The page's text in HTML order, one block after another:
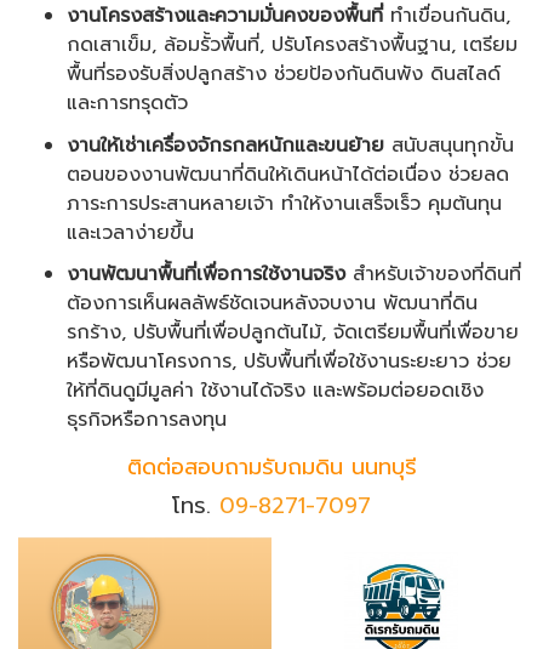
งานโครงสร้างและความมั่นคงของพื้นที่ทำเขื่อนกันดิน,
กดเสาเข็ม, ล้อมรั้วพื้นที่, ปรับโครงสร้างพื้นฐาน, เตรียม
พื้นที่รองรับสิ่งปลูกสร้าง ช่วยป้องกันดินพัง ดินสไลด์
และการทรุดตัว
งานให้เช่าเครื่องจักรกลหนักและขนย้าย สนับสนุนทุกขั้น
ตอนของงานพัฒนาที่ดินให้เดินหน้าได้ต่อเนื่อง ช่วยลด
ภาระการประสานหลายเจ้า ทำให้งานเสร็จเร็ว คุมต้นทุน
และเวลาง่ายขึ้น
งานพัฒนาพื้นที่เพื่อการใช้งานจริงสำหรับเจ้าของที่ดินที่
ต้องการเห็นผลลัพธ์ชัดเจนหลังจบงาน พัฒนาที่ดิน
รกร้าง, ปรับพื้นที่เพื่อปลูกต้นไม้, จัดเตรียมพื้นที่เพื่อขาย
หรือพัฒนาโครงการ, ปรับพื้นที่เพื่อใช้งานระยะยาว ช่วย
ให้ที่ดินดูมีมูลค่า ใช้งานได้จริง และพร้อมต่อยอดเชิง
ธุรกิจหรือการลงทุน
ติดต่อสอบถามรับถมดิน นนทบุรี
โทร. 09-8271-7097